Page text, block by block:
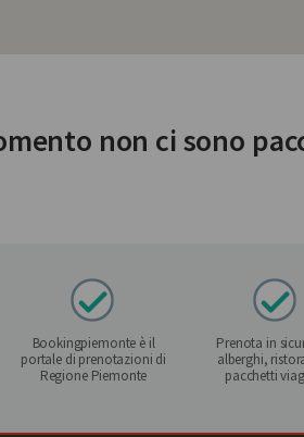
non ci sono
Bookingpiemonte è il
portale di prenotazioni di
Regione Piemonte
Prenota in
alberghi,
pacchetti